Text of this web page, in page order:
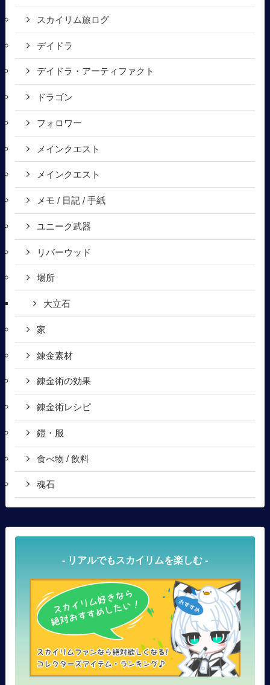
スカイリム旅ログ
デイドラ
デイドラ・アーティファクト
ドラゴン
フォロワー
メインクエスト
メインクエスト
メモ / 日記 / 手紙
ユニーク武器
リバーウッド
場所
大立石
家
錬金素材
錬金術の効果
錬金術レシピ
鎧・服
食べ物 / 飲料
魂石
- リアルでもスカイリムを楽しむ -